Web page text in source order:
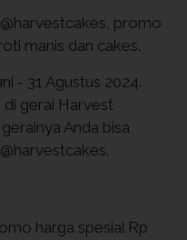
promo
manis dan cakes.
- 31 Agustus 2024.
di gerai Harvest
Anda bisa
harga spesial Rp